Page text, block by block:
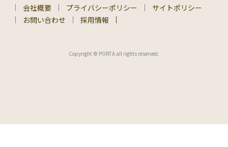
会社概要 プライバシーポリシー
サイトポリシー
お問い合わせ
採用情報
Copyright © PORTA all rights reserved.